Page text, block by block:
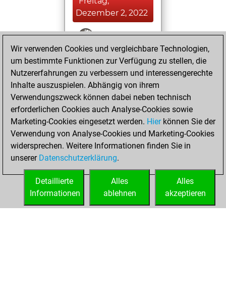
Dezember 2, 2022
You won
against Fritz
Fritz
You achieved a
BeautyScore of 1885
You achieved a
new Elo of 1591
Donnerstag,
Oktober 21, 2021
You created
your Fritz account
Wir verwenden Cookies und vergleichbare Technologien,
um bestimmte Funktionen zur Verfügung zu stellen, die
Nutzererfahrungen zu verbessern und interessengerechte
Inhalte auszuspielen. Abhängig von ihrem
Verwendungszweck können dabei neben technisch
erforderlichen Cookies auch Analyse-Cookies sowie
Marketing-Cookies eingesetzt werden. Hierkönnen Sie der
Verwendung von Analyse-Cookies und Marketing-Cookies
widersprechen. Weitere Informationen finden Sie in
unserer Datenschutzerklärung.
Alles
akzeptieren
Alles
ablehnen
Detaillierte
Informationen